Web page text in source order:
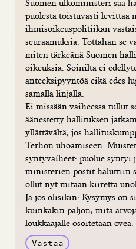
Suomen ulkoministeri saa
puolesta toistuvasti levittää
ihmisoikeuspolitiikan
seuraamuksia. Tottahan se
miten tärkeänä Suomen
oikeuksia. Soinilta ei
anteeksipyyntöä eikä edes
samalla linjalla.
Ei missään vaiheessa tullut
äänestetty hallituksen
yllättävältä, jos
Terhon uhoamiseen.
syntyvaíheet: puolue
ministerien postit haluttiin
ollut nyt mitään kiirettä
Ja jos olisikin: Kysymys on
kuinkakin paljon, mitä
loukkaajalle osoitetaan ovea.
Vastaa